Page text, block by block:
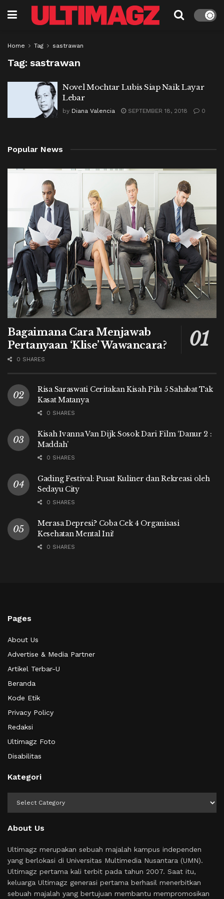
Home Tag sastrawan
Tag: sastrawan
Novel Mochtar Lubis Siap Naik Layar
Lebar
by Diana Valencia SEPTEMBER 18, 2018 0
Popular News
Bagaimana Cara Menjawab
Pertanyaan ‘Klise’ Wawancara?
0 SHARES
Risa Saraswati Ceritakan Kisah Pilu 5 Sahabat Tak
Kasat Matanya
0 SHARES
Kisah Ivanna Van Dijk Sosok Dari Film ‘Danur 2 :
Maddah’
0 SHARES
Gading Festival: Pusat Kuliner dan Rekreasi oleh
Sedayu City
0 SHARES
Merasa Depresi? Coba Cek 4 Organisasi
Kesehatan Mental Ini!
0 SHARES
Pages
About Us
Advertise & Media Partner
Artikel Terbar-U
Beranda
Kode Etik
Privacy Policy
Redaksi
Ultimagz Foto
Disabilitas
Kategori
About Us
Ultimagz merupakan sebuah majalah kampus independen
yang berlokasi di Universitas Multimedia Nusantara (UMN).
Ultimagz pertama kali terbit pada tahun 2007. Saat itu,
keluarga Ultimagz generasi pertama berhasil menerbitkan
sebuah majalah yang bertujuan membantu mempromosikan